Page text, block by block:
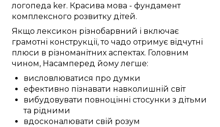
логопеда ker. Красива мова - фундамент
комплексного розвитку дітей.
Якщолексикон різнобарвний і включає
грамотні конструкції, то чадо отримує відчутні
плюси в різноманітних аспектах. Головним
чином, Насамперед йомулегше:
висловлюватися про думки
ефективно пізнавати навколишній світ
вибудовувати повноцінні стосунки з дітьми
та рідними
вдосконалювати свій розум